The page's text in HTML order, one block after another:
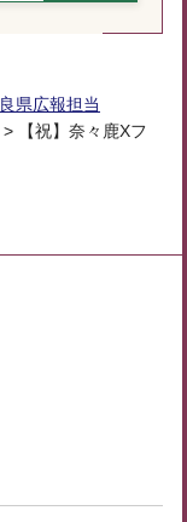
県広報担当
> 【祝】奈々鹿Xフ